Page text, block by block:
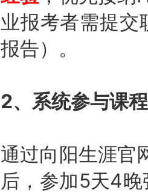
业报考者需提交
报告）。
2、系统参与课
通过向阳生涯官
后，参加5天4